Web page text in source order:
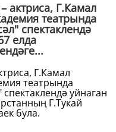
актриса, Г.Камал
театрында
спектаклендә
елда
Г.Камал
театрында
уйнаган
Г.Тукай
була.